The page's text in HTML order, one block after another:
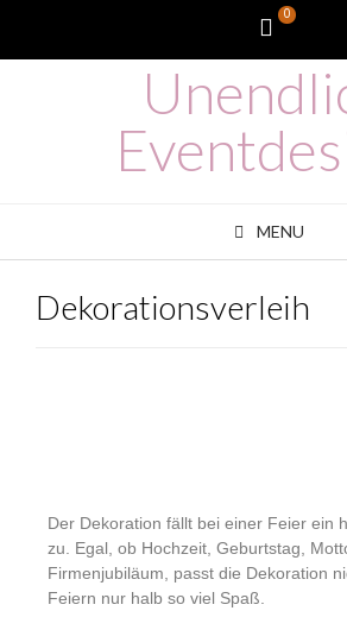
MENU
Dekorationsverleih
Der Dekoration fällt bei einer Feier ein
zu. Egal, ob Hochzeit, Geburtstag,
Firmenjubiläum, passt die Dekoration
Feiern nur halb so viel Spaß.
0